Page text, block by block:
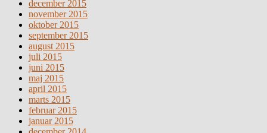
december 2015
november 2015
oktober 2015
september 2015
august 2015
juli 2015
juni 2015
maj 2015
april 2015
marts 2015
februar 2015
januar 2015